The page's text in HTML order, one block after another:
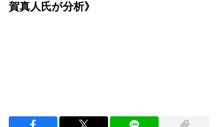
賀真人氏が分析》